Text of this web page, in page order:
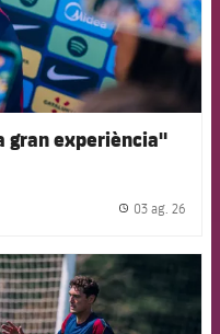
gran experiència"
03 ag. 26
Barcelona badge